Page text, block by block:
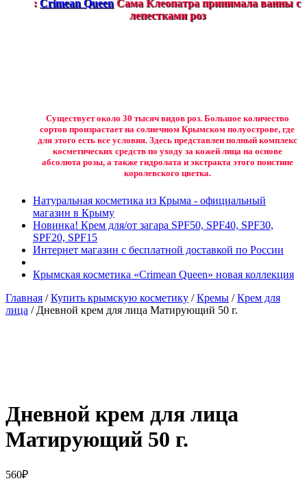
: Crimean Queen Сама Клеопатра принимала ванны с
лепестками роз
Существует около 30 тысяч видов роз. Большое количество
сортов произрастает на солнечном Крымском полуострове, где
для этого есть все условия. Здесь представлен полный комплекс
косметических средств по уходу за кожей лица на основе
абсолюта розы, а также гидролата и экстракта этого поистине
королевского цветка.
Натуральная косметика из Крыма - официальный
магазин в Крыму
Новинка! Крем для/от загара SPF50, SPF40, SPF30,
SPF20, SPF15
Интернет магазин с бесплатной доставкой по России
Крымская косметика «Crimean Queen» новая коллекция
Главная /Купить крымскую косметику /Кремы /Крем для
лица / Дневной крем для лица Матирующий 50 г.
Дневной крем для лица
Матирующий 50 г.
560₽